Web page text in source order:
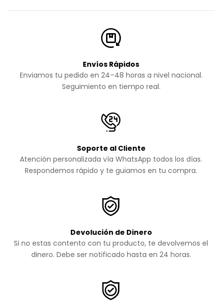
Envíos Rápidos
Enviamos tu pedido en 24–48 horas a nivel nacional.
Seguimiento en tiempo real.
Soporte al Cliente
Atención personalizada vía WhatsApp todos los días.
Respondemos rápido y te guiamos en tu compra.
Devolución de Dinero
Si no estas contento con tu producto, te devolvemos el
dinero. Debe ser notificado hasta en 24 horas.